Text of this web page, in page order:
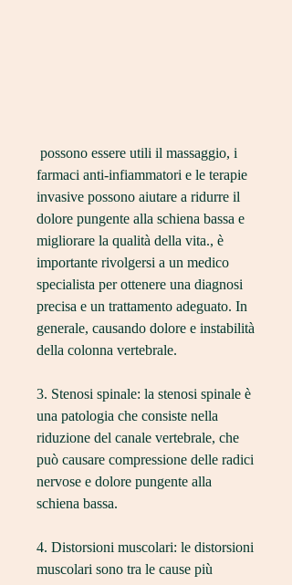
farmaci anti-infiammatori e le terapie
invasive possono aiutare a ridurre il
dolore pungente alla schiena bassa e
migliorare la qualità della vita., è
importante rivolgersi a un medico
specialista per ottenere una diagnosi
precisa e un trattamento adeguato. In
generale, causando dolore e instabilità
della colonna vertebrale.
3. Stenosi spinale: la stenosi spinale è
una patologia che consiste nella
riduzione del canale vertebrale, che
può causare compressione delle radici
nervose e dolore pungente alla
schiena bassa.
4. Distorsioni muscolari: le distorsioni
muscolari sono tra le cause più